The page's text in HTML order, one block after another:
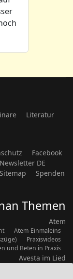
Literatur
Facebook
Newsletter DE
Sitemap
Spenden
Themen
Atem
Atem-Einmaleins
Praxisvideos
und Beten in Praxis
Avesta im Lied